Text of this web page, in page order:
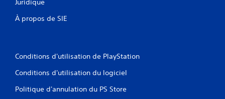
Juridique
À propos de SIE
Conditions d'utilisation de PlayStation
Conditions d'utilisation du logiciel
Politique d'annulation du PS Store